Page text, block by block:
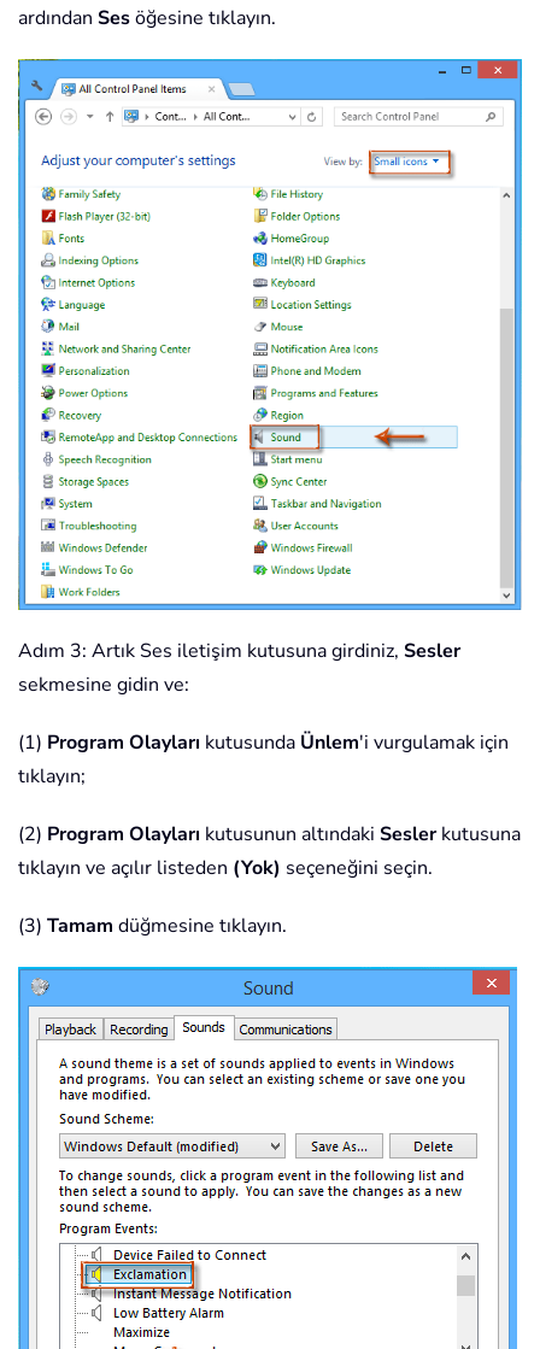
ardından Sesöğesine tıklayın.
Adım 3: Artık Ses iletişim kutusuna girdiniz, Sesler
sekmesine gidin ve:
(1) Program Olayları kutusunda Ünlem'i vurgulamak için
tıklayın;
(2) Program Olayları kutusunun altındaki Seslerkutusuna
tıklayın ve açılır listeden (Yok) seçeneğini seçin.
(3) Tamam düğmesine tıklayın.